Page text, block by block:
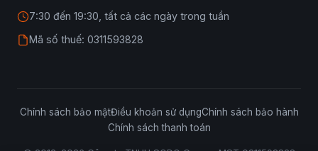
7:30 đến 19:30, tất cả các ngày trong tuần
Mã số thuế: 0311593828
Chính sách bảo mậtĐiều khoản sử dụngChính sách bảo hành
Chính sách thanh toán